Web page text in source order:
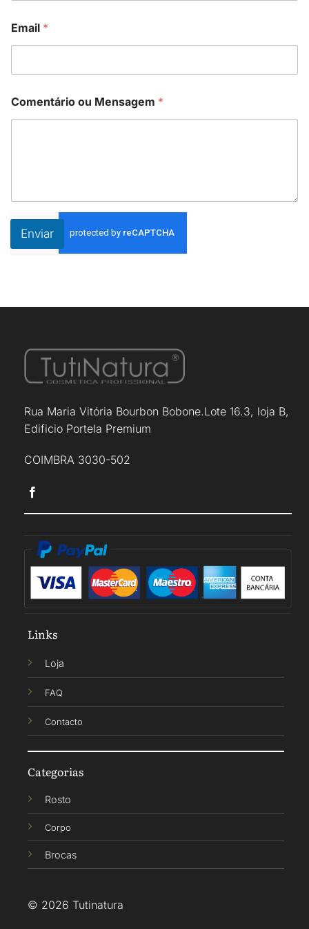
Email *
Comentário ou Mensagem *
Enviar
Rua Maria Vitória Bourbon Bobone.Lote 16.3, loja B,
Edificio Portela Premium
COIMBRA 3030-502
Links
Loja
FAQ
Contacto
Categorias
Rosto
Corpo
Brocas
© 2026 Tutinatura